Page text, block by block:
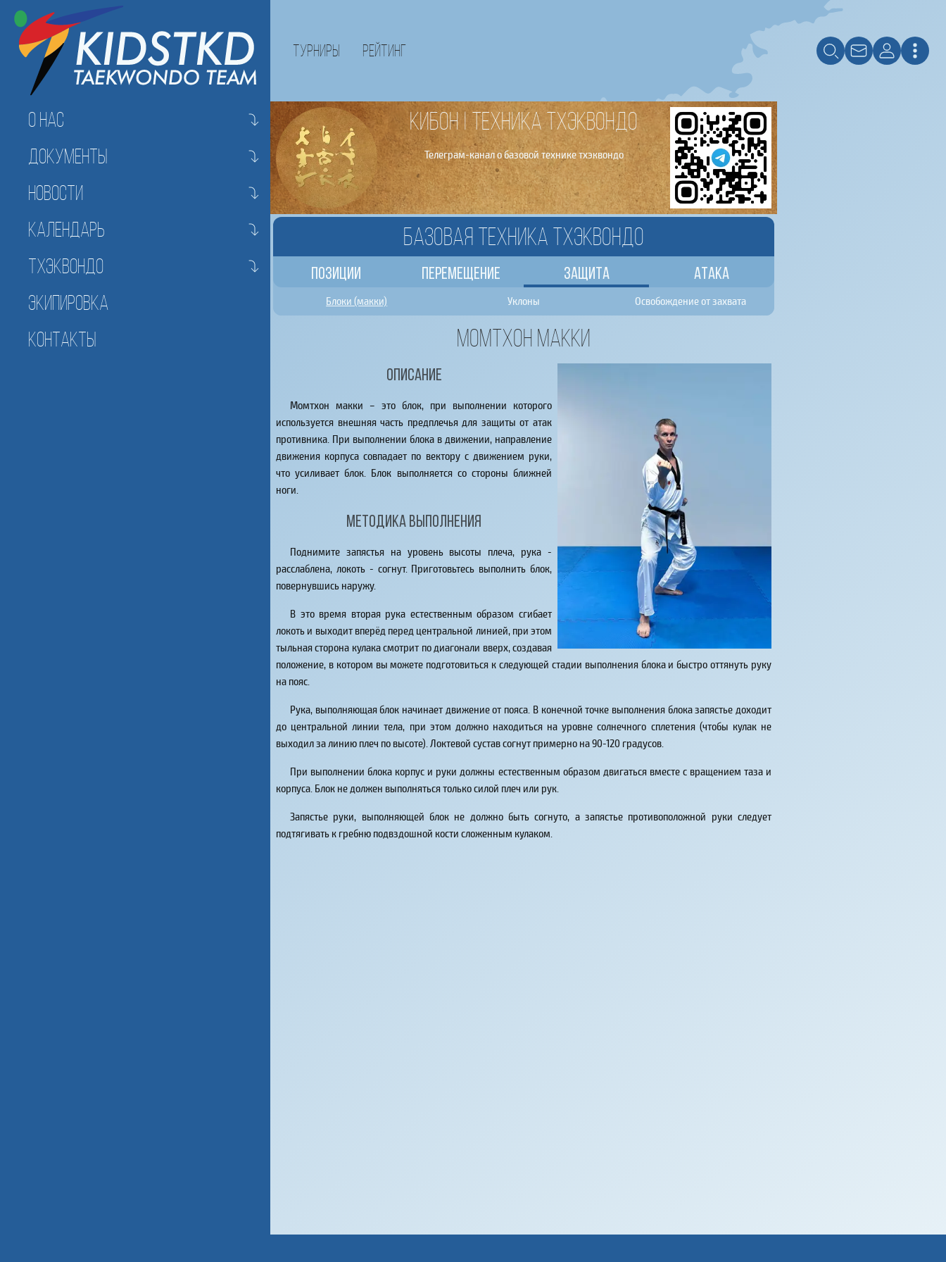
Турниры Рейтинг
О нас
Документы
Новости
Календарь
Тхэквондо
Экипировка
Контакты
КИБОН | Техника тхэквондо
Телеграм-канал о базовой технике тхэквондо
Базовая техника тхэквондо
Позиции Перемещение Защита Атака
Блоки (макки) Уклоны Освобождение от захвата
Момтхон макки
Описание
Момтхон макки – это блок, при выполнении которого
используется внешняя часть предплечья для защиты от атак
противника. При выполнении блока в движении, направление
движения корпуса совпадает по вектору с движением руки,
что усиливает блок. Блок выполняется со стороны ближней
ноги.
Методика выполнения
Поднимите запястья на уровень высоты плеча, рука -
расслаблена, локоть - согнут. Приготовьтесь выполнить блок,
повернувшись наружу.
В это время вторая рука естественным образом сгибает
локоть и выходит вперёд перед центральной линией, при этом
тыльная сторона кулака смотрит по диагонали вверх, создавая
положение, в котором вы можете подготовиться к следующей стадии выполнения блока и быстро оттянуть руку
на пояс.
Рука, выполняющая блок начинает движение от пояса. В конечной точке выполнения блока запястье доходит
до центральной линии тела, при этом должно находиться на уровне солнечного сплетения (чтобы кулак не
выходил за линию плеч по высоте). Локтевой сустав согнут примерно на 90-120 градусов.
При выполнении блока корпус и руки должны естественным образом двигаться вместе с вращением таза и
корпуса. Блок не должен выполняться только силой плеч или рук.
Запястье руки, выполняющей блок не должно быть согнуто, а запястье противоположной руки следует
подтягивать к гребню подвздошной кости сложенным кулаком.